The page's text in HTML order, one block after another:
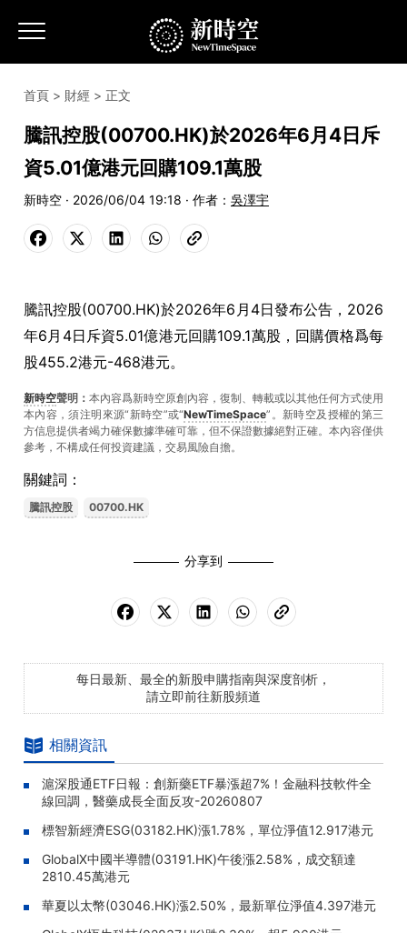
首頁 > 財經 > 正文
騰訊控股(00700.HK)於2026年6月4日斥
資5.01億港元回購109.1萬股
新時空 · 2026/06/04 19:18 · 作者： 吳澤宇
騰訊控股(00700.HK)於2026年6月4日發布公告，2026
年6月4日斥資5.01億港元回購109.1萬股，回購價格爲每
股455.2港元-468港元。
新時空聲明： 本內容爲新時空原創內容，復制、轉載或以其他任何方式使用
本內容，須注明來源“新時空”或“NewTimeSpace”。新時空及授權的第三
方信息提供者竭力確保數據準確可靠，但不保證數據絕對正確。本內容僅供
參考，不構成任何投資建議，交易風險自擔。
關鍵詞：
騰訊控股 00700.HK
分享到
每日最新、最全的新股申購指南與深度剖析，
請立即前往新股頻道
相關資訊
滬深股通ETF日報：創新藥ETF暴漲超7%！金融科技軟件全
線回調，醫藥成長全面反攻-20260807
標智新經濟ESG(03182.HK)漲1.78%，單位淨值12.917港元
GlobalX中國半導體(03191.HK)午後漲2.58%，成交額達
2810.45萬港元
華夏以太幣(03046.HK)漲2.50%，最新單位淨值4.397港元